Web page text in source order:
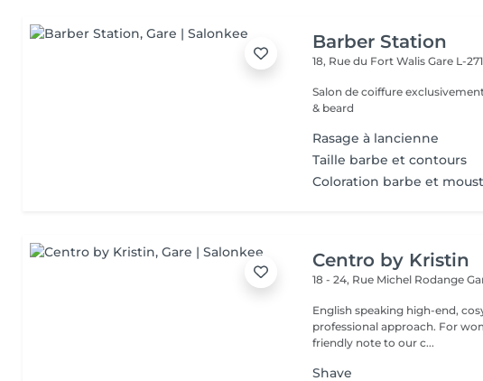
Barber Station
18, Rue du Fort WalisGare L-
Salon de coiffure
& beard
Rasage à lancienne
Taille barbe et contours
Coloration barbe et
Centro by Kristin
18 - 24, Rue Michel Rodange
English speaking high-end,
professional approach. For
friendly note to our c...
Shave